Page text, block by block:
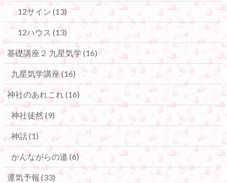
12サイン (13)
12ハウス (13)
基礎講座２ 九星気学 (16)
九星気学講座(16)
神社のあれこれ(16)
神社徒然 (9)
神話(1)
かんながらの道 (6)
運気予報 (33)